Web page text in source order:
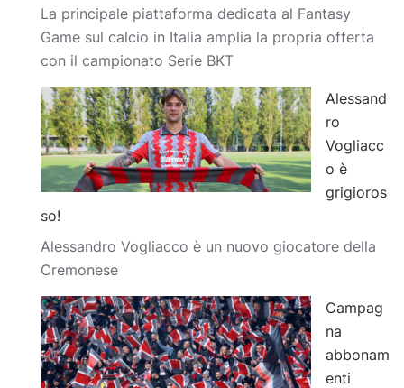
La principale piattaforma dedicata al Fantasy
Game sul calcio in Italia amplia la propria offerta
con il campionato Serie BKT
Alessand
ro
Vogliacc
o è
grigioros
so!
Alessandro Vogliacco è un nuovo giocatore della
Cremonese
Campag
na
abbonam
enti